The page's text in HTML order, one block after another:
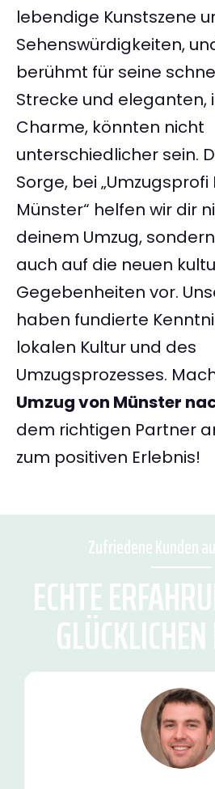
lebendige Kunstszene
Sehenswürdigkeiten,
berühmt für seine
Strecke und eleganten,
Charme, könnten nicht
unterschiedlicher sein.
Sorge, bei „Umzugsprofi
Münster“ helfen wir dir
deinem Umzug,
auch auf die neuen
Gegebenheiten vor.
haben fundierte
lokalen Kultur und des
Umzugsprozesses.
Umzug von Münster
dem richtigen Partner
zum positiven Erlebnis!
Zufriedene Kunden
ECHTE